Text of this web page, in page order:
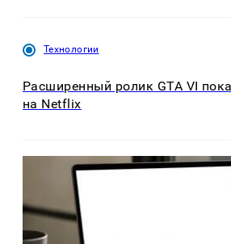
Технологии
Расширенный ролик GTA VI
на Netflix